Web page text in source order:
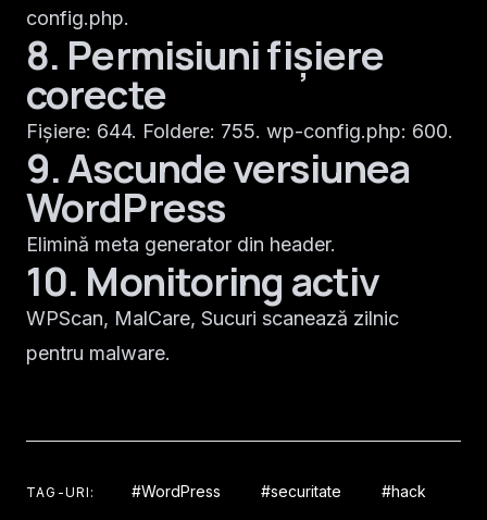
config.php.
8. Permisiuni fișiere
corecte
Fișiere: 644. Foldere: 755. wp-config.php: 600.
9. Ascunde versiunea
WordPress
Elimină meta generator din header.
10. Monitoring activ
WPScan, MalCare, Sucuri scanează zilnic
pentru malware.
TAG-URI: #WordPress #securitate #hack